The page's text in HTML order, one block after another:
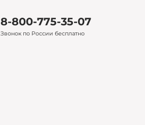
8-800-775-35-07
Звонок по России бесплатно